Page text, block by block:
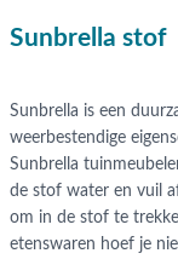
Sunbrella stof
Sunbrella is een
weerbestendige
Sunbrella
de stof water en vuil
om in de stof te
etenswaren hoef je